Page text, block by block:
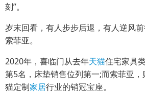
刻”。
岁末回看，有人步步后退，有人逆风
索菲亚。
2020年，喜临门从去年天猫住宅家具
第5名，床垫销售位列第一;而索菲亚
猫定制家居行业的销冠宝座。